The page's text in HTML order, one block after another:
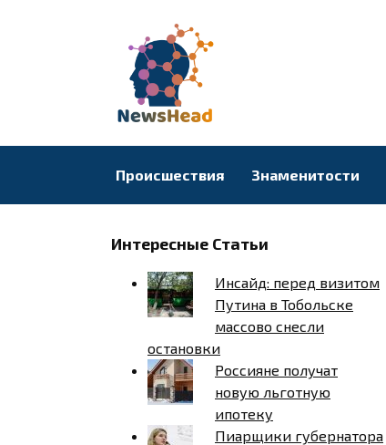
Происшествия Знаменитости
Интересные Статьи
Инсайд: перед визитом
Путина в Тобольске
массово снесли
остановки
Россияне получат
новую льготную
ипотеку
Пиарщики губернатора